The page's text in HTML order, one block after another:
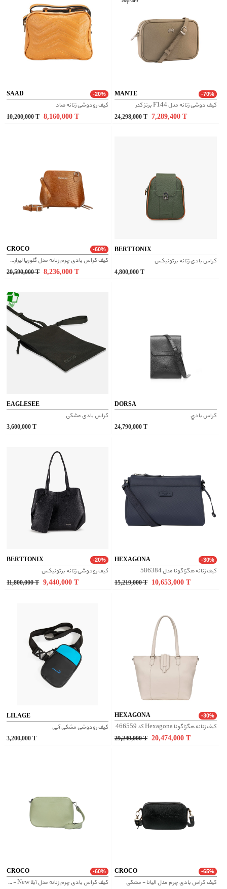
SAAD -20%
کیف رودوشی زنانه صاد
10,200,000 T 8,160,000
MANTE -70%
کیف دوشی زنانه مدل F144 برنز کدر
24,298,000 T 7,289,400
CROCO -60%
کیف کراس بادی چرم زنانه مدل گلوریا لیزارد - عسلی
20,590,000 T 8,236,000
BERTTONIX
کراس بادی زنانه برتونیکس
4,800,000
EAGLESEE
کراس بادی مشکی
3,600,000
DORSA
کراس بادي
24,790,000
BERTTONIX -20%
کیف رودوشی زنانه برتونیکس
11,800,000 T 9,440,000
HEXAGONA -30%
کیف زنانه هگزاگونا مدل 586384
15,219,000 T 10,653,000
LILAGE
کیف رودوشی مشکی آبی
3,200,000
HEXAGONA -30%
کیف زنانه هگزاگونا Hexagona کد 466559
29,249,000 T 20,474,000
CROCO -60%
کیف کراس بادی چرم زنانه مدل آبلا New - سبز مغز پسته ای
CROCO -65%
کیف کراس بادی چرم مدل الیانا - مشکی